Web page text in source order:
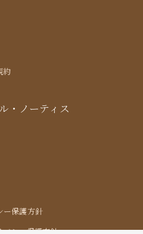
約
・ノーティス
ー保護方針
バシー保護方針